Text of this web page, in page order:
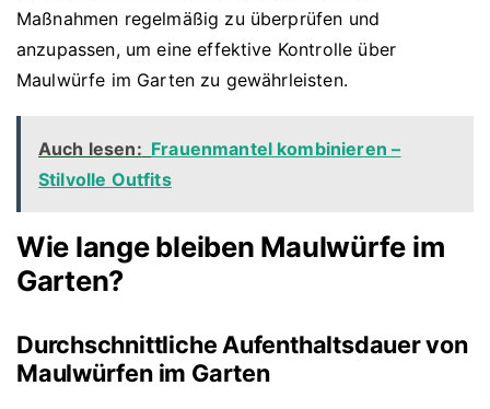
Maßnahmen regelmäßig zu überprüfen und
anzupassen, um eine effektive Kontrolle über
Maulwürfe im Garten zu gewährleisten.
Auch lesen: Frauenmantel kombinieren –
Stilvolle Outfits
Wie lange bleiben Maulwürfe im
Garten?
Durchschnittliche Aufenthaltsdauer von
Maulwürfen im Garten